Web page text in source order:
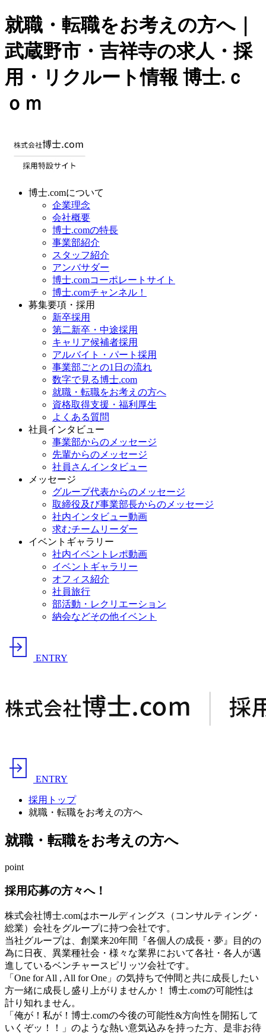
就職・転職をお考えの方へ｜
武蔵野市・吉祥寺の求人・採
用・リクルート情報 博士.ｃ
ｏｍ
博士.comについて
企業理念
会社概要
博士.comの特長
事業部紹介
スタッフ紹介
アンバサダー
博士.comコーポレートサイト
博士.comチャンネル！
募集要項・採用
新卒採用
第二新卒・中途採用
キャリア候補者採用
アルバイト・パート採用
事業部ごとの1日の流れ
数字で見る博士.com
就職・転職をお考えの方へ
資格取得支援・福利厚生
よくある質問
社員インタビュー
事業部からのメッセージ
先輩からのメッセージ
社員さんインタビュー
メッセージ
グループ代表からのメッセージ
取締役及び事業部長からのメッセージ
社内インタビュー動画
求むチームリーダー
イベントギャラリー
社内イベントレポ動画
イベントギャラリー
オフィス紹介
社員旅行
部活動・レクリエーション
納会などその他イベント
ENTRY
ENTRY
採用トップ
就職・転職をお考えの方へ
就職・転職をお考えの方へ
point
採用応募の方々へ！
株式会社博士.comはホールディングス（コンサルティング・
総業）会社をグループに持つ会社です。
当社グループは、創業来20年間『各個人の成長・夢』目的の
為に日夜、異業種社会・様々な業界において各社・各人が邁
進しているベンチャースピリッツ会社です。
「One for All , All for One」の気持ちで仲間と共に成長したい
方一緒に成長し盛り上がりませんか！ 博士.comの可能性は
計り知れません。
「俺が！私が！博士.comの今後の可能性&方向性を開拓して
いくぞッ！！」のような熱い意気込みを持った方、是非お待